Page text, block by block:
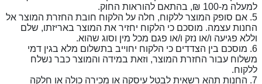
למעלה מ-100
₪, בהתאם להוראות החוק.
5. אם סופק המוצר ללקוח, חלה על הלקוח חובת החזרת המוצר אל
החנות עצמה. מוסכם כי הלקוח יחזיר את המוצר באריזתו, שלם
וללא פגיעה ו/או נזק ו/או פגם מכל מין וסוג שהוא.
6. מוסכם בין הצדדים כי הלקוח יחוייב בתשלום מלא בגין דמי
משלוח עבור החזרת המוצר, וזאת במידה והמוצר כבר נשלח
ללקוח.
7. החנות תהא רשאית לבטל עיסקה או מכירה כולה או חלקה